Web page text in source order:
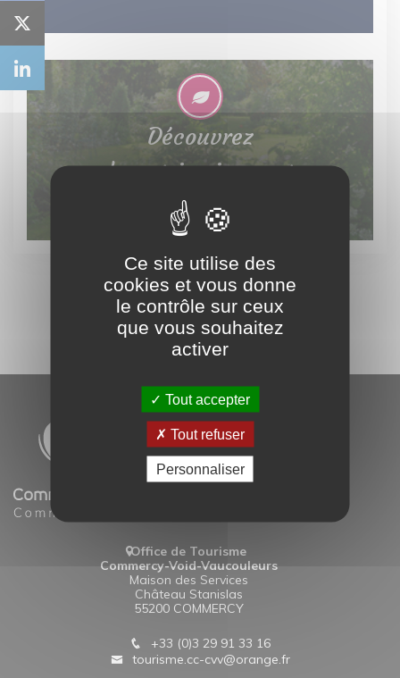
Découvrez
le patrimoine vert
Office de Tourisme
Commercy-Void-Vaucouleurs
Maison des Services
Château Stanislas
55200 COMMERCY
+33 (0)3 29 91 33 16
tourisme.cc-cvv@orange.fr
Ce site utilise des
cookies et vous donne
le contrôle sur ceux
que vous souhaitez
activer
Tout accepter
Tout refuser
Personnaliser